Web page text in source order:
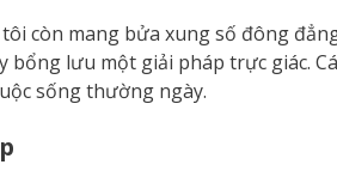
còn mang bửa xung số đông
bổng lưu một giải pháp trực giác.
sống thường ngày.